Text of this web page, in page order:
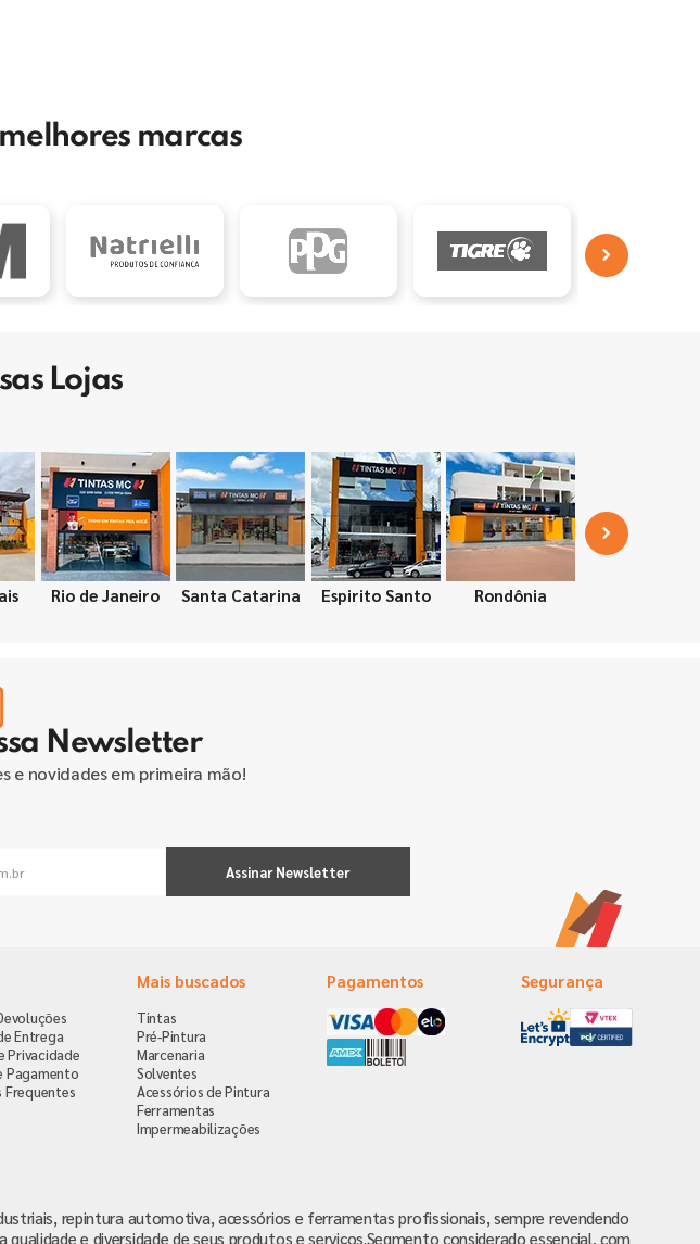
marcas
Lojas
Rio de Janeiro Santa Catarina Espirito Santo Rondônia
Newsletter
e novidades em primeira mão!
Assinar Newsletter
Entrega
Privacidade
Pagamento
Frequentes
Mais buscados
Tintas
Pré-Pintura
Marcenaria
Solventes
Acessórios de Pintura
Ferramentas
Impermeabilizações
Pagamentos Segurança
repintura automotiva, acessórios e ferramentas profissionais, sempre revendendo
e diversidade de seus produtos e serviços.Segmento considerado essencial, com